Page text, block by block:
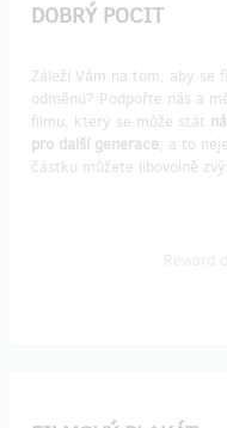
DOBRÝ POCIT
Záleží Vám na tom, aby se
odměnu? Podpořte nás a
filmu, který se může stát
pro další generace, a to
částku můžete libovolně